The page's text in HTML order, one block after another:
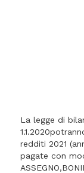
La legge di
redditi 2021
pagate con